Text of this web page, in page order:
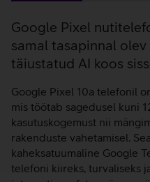
Lisainfo
Google Pixel
samal tasapinnal
täiustatud AI koos
Google Pixel 10a telefonil
mis töötab sagedusel kuni
kasutuskogemust nii
rakenduste vahetamisel.
kaheksatuumaline Google
telefoni kiireks, turvaliseks